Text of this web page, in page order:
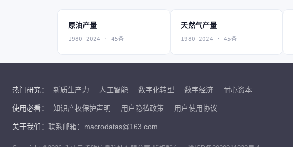
原油产量
1980-2024 · 45条
天然气产量
1980-2024 · 45条
热门研究： 新质生产力 人工智能 数字化转型 数字经济 耐心资本
使用必看： 知识产权保护声明 用户隐私政策 用户使用协议
关于我们： 联系邮箱：macrodatas@163.com